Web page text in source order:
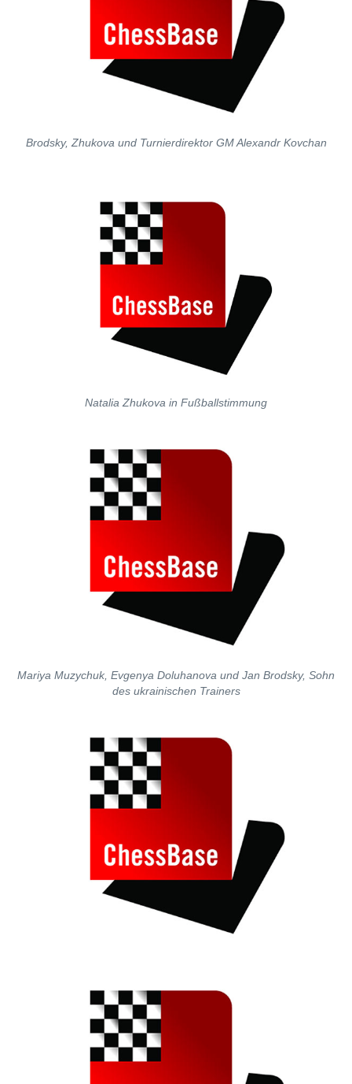
Brodsky, Zhukova und Turnierdirektor GM Alexandr Kovchan
Natalia Zhukova in Fußballstimmung
Mariya Muzychuk, Evgenya Doluhanova und Jan Brodsky, Sohn
des ukrainischen Trainers